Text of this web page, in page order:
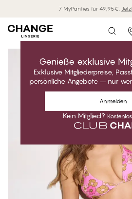
7 MyPanties für 49,95€.
Genieße exklusive
Exklusive Mitgliederpreise,
persönliche Angebote – nur
Anmelden
Kein Mitglied?